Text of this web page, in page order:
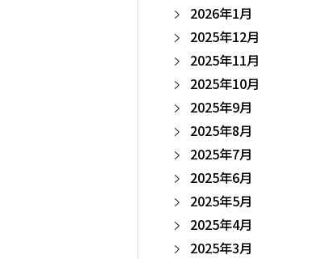
2026年1月
2025年12月
2025年11月
2025年10月
2025年9月
2025年8月
2025年7月
2025年6月
2025年5月
2025年4月
2025年3月